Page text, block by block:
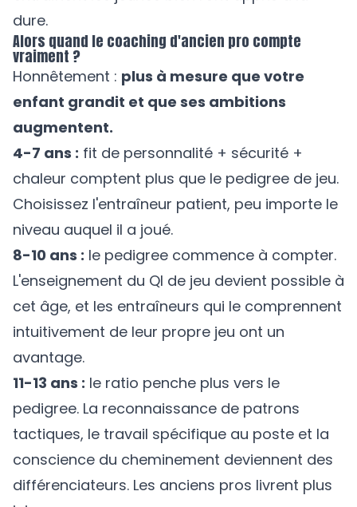
dure.
Alors quand le coaching d'ancien pro compte
vraiment ?
Honnêtement : plus à mesure que votre
enfant grandit et que ses ambitions
augmentent.
4-7 ans : fit de personnalité + sécurité +
chaleur comptent plus que le pedigree de jeu.
Choisissez l'entraîneur patient, peu importe le
niveau auquel il a joué.
8-10 ans : le pedigree commence à compter.
L'enseignement du QI de jeu devient possible à
cet âge, et les entraîneurs qui le comprennent
intuitivement de leur propre jeu ont un
avantage.
11-13 ans : le ratio penche plus vers le
pedigree. La reconnaissance de patrons
tactiques, le travail spécifique au poste et la
conscience du cheminement deviennent des
différenciateurs. Les anciens pros livrent plus